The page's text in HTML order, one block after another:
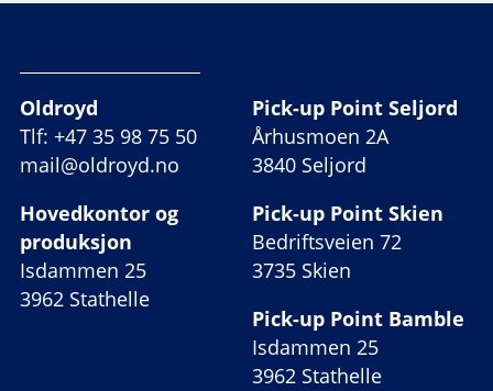
Oldroyd
Tlf: +47 35 98 75 50
mail@oldroyd.no
Hovedkontor og
produksjon
Isdammen 25
3962 Stathelle
Pick-up Point Seljord
Århusmoen 2A
3840 Seljord
Pick-up Point Skien
Bedriftsveien 72
3735 Skien
Pick-up Point Bamble
Isdammen 25
3962 Stathelle